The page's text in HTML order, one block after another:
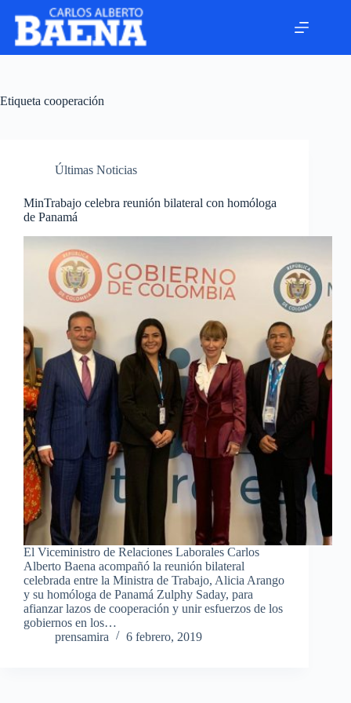
Etiqueta cooperación
Últimas Noticias
MinTrabajo celebra reunión bilateral con homóloga
de Panamá
El Viceministro de Relaciones Laborales Carlos
Alberto Baena acompañó la reunión bilateral
celebrada entre la Ministra de Trabajo, Alicia Arango
y su homóloga de Panamá Zulphy Saday, para
afianzar lazos de cooperación y unir esfuerzos de los
gobiernos en los…
prensamira
6 febrero, 2019